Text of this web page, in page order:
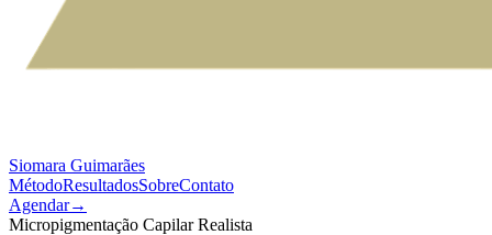
Siomara Guimarães
MétodoResultadosSobreContato
Agendar→
Micropigmentação Capilar Realista